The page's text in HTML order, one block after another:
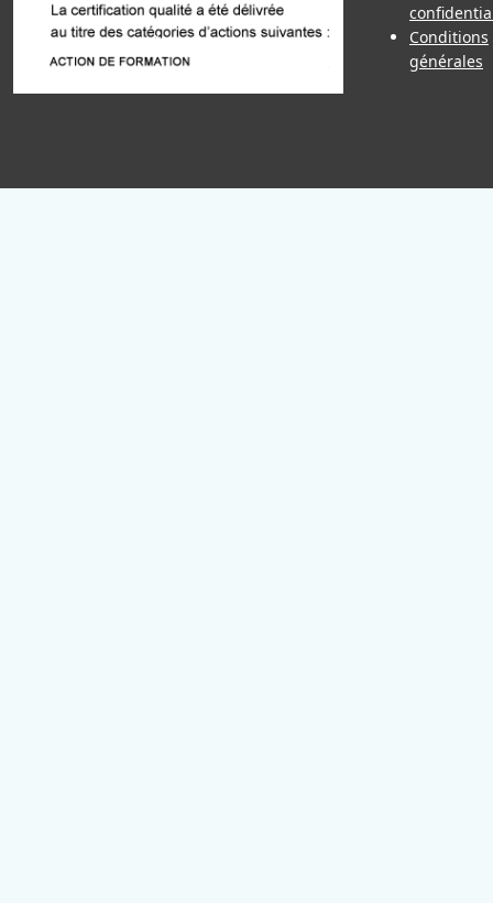
Conditions
générales